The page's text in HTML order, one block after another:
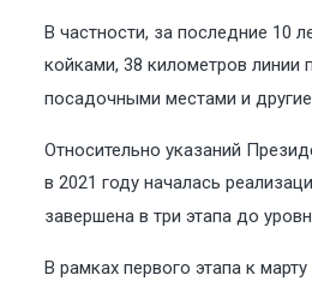
В частности, за последние 10
койками, 38 километров линии
посадочными местами и
Относительно указаний
в 2021 году началась
завершена в три этапа до
В рамках первого этапа к